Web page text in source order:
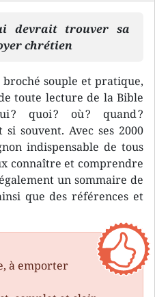
devrait trouver sa
chrétien
souple et pratique,
toute lecture de la Bible
? quoi ? où ? quand ?
si souvent. Avec ses 2000
indispensable de tous
connaître et comprendre
un sommaire de
que des références et
à emporter